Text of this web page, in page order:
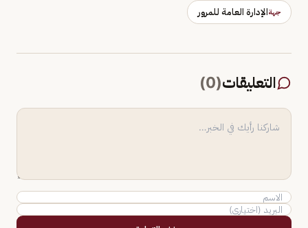
جهةالإدارة العامة للمرور
التعليقات(
0
)